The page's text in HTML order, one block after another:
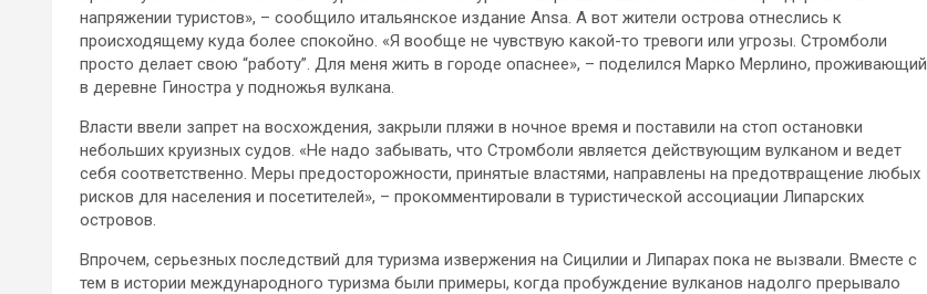
напряжении туристов», – сообщило итальянское издание Ansa. А вот жители острова отнеслись к
происходящему куда более спокойно. «Я вообще не чувствую какой-то тревоги или угрозы. Стромболи
просто делает свою “работу”. Для меня жить в городе опаснее», – поделился Марко Мерлино, проживающий
в деревне Гиностра у подножья вулкана.
Власти ввели запрет на восхождения, закрыли пляжи в ночное время и поставили на стоп остановки
небольших круизных судов. «Не надо забывать, что Стромболи является действующим вулканом и ведет
себя соответственно. Меры предосторожности, принятые властями, направлены на предотвращение любых
рисков для населения и посетителей», – прокомментировали в туристической ассоциации Липарских
островов.
Впрочем, серьезных последствий для туризма извержения на Сицилии и Липарах пока не вызвали. Вместе с
тем в истории международного туризма были примеры, когда пробуждение вулканов надолго прерывало